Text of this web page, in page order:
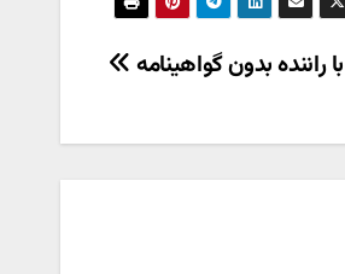
راننده بدون گواهینامه